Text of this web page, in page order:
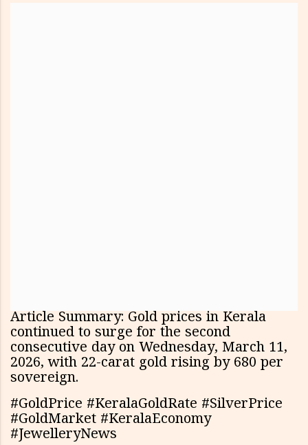
Article Summary: Gold prices in Kerala
continued to surge for the second
consecutive day on Wednesday, March 11,
2026, with 22-carat gold rising by ₹680 per
sovereign.
#GoldPrice #KeralaGoldRate #SilverPrice
#GoldMarket #KeralaEconomy
#JewelleryNews